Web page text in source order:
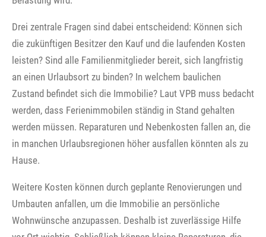
Drei zentrale Fragen sind dabei entscheidend: Können sich
die zukünftigen Besitzer den Kauf und die laufenden Kosten
leisten? Sind alle Familienmitglieder bereit, sich langfristig
an einen Urlaubsort zu binden? In welchem baulichen
Zustand befindet sich die Immobilie? Laut VPB muss bedacht
werden, dass Ferienimmobilen ständig in Stand gehalten
werden müssen. Reparaturen und Nebenkosten fallen an, die
in manchen Urlaubsregionen höher ausfallen könnten als zu
Hause.
Weitere Kosten können durch geplante Renovierungen und
Umbauten anfallen, um die Immobilie an persönliche
Wohnwünsche anzupassen. Deshalb ist zuverlässige Hilfe